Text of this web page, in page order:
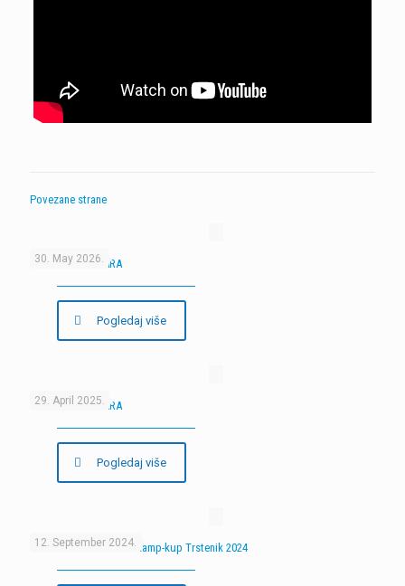
Povezane strane
30. May 2026.
9. SKUP MODELARA
Pogledaj više
29. April 2025.
8. SKUP MODELARA
Pogledaj više
12. September 2024.
6. Međunarodni Blanik kamp-kup Trstenik 2024